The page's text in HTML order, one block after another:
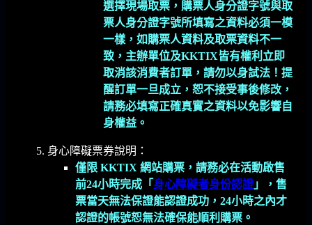
選擇現場取票，購票人身分證字號與取
票人身分證字號所填寫之資料必須一模
一樣，如購票人資料及取票資料不一
致，主辦單位及KKTIX皆有權利立即
取消該消費者訂單，請勿以身試法！提
醒訂單一旦成立，恕不接受事後修改，
請務必填寫正確真實之資料以免影響自
身權益。
身心障礙票券說明：
僅限 KKTIX 網站購票， 請務必在活動啟售
前24小時完成「 身心障礙者身份認證 」，售
票當天無法保證能認證成功，24小時之內才
認證的帳號恕無法確保能順利購票。